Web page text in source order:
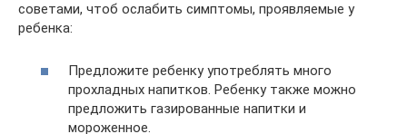
советами, чтоб ослабить симптомы, проявляемые у
ребенка:
Предложите ребенку употреблять много
прохладных напитков. Ребенку также можно
предложить газированные напитки и
мороженное.